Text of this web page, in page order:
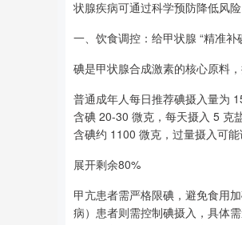
状腺疾病可通过科学预防降低风
一、饮食调控：给甲状腺 “精准补
碘是甲状腺合成激素的核心原料
普通成年人每日推荐碘摄入量为
含碘 20-30 微克，每天摄入 5 克
含碘约 1100 微克，过量摄入可能
展开剩余80%
甲亢患者需严格限碘，避免食用
病）患者则需控制碘摄入，具体